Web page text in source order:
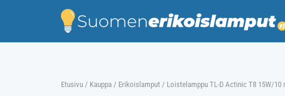
Etusivu / Kauppa / Erikoislamput / Loistelamppu TL-D Actinic T8 15W/10